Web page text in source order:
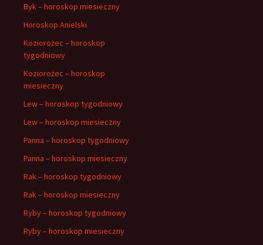
Byk – horoskop miesieczny
Horoskop Anielski
Koziorożec – horoskop
tygodniowy
Koziorożec – horoskop
miesieczny
Lew – horoskop tygodniowy
Lew – horoskop miesieczny
Panna – horoskop tygodniowy
Panna – horoskop miesieczny
Rak – horoskop tygodniowy
Rak – horoskop miesieczny
Ryby – horoskop tygodniowy
Ryby – horoskop miesieczny